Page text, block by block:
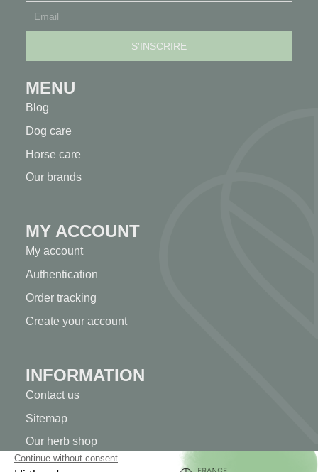
MENU
Blog
Dog care
Horse care
Our brands
MY ACCOUNT
My account
Authentication
Order tracking
Create your account
INFORMATION
Contact us
Sitemap
Our herb shop
Delivery